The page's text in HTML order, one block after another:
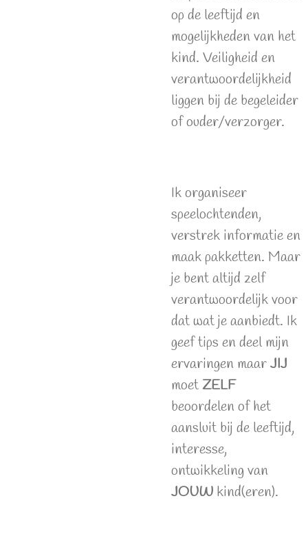
op de leeftijd en
mogelijkheden van het
kind. Veiligheid en
verantwoordelijkheid
liggen bij de begeleider
of ouder/verzorger.
Ik organiseer
speelochtenden,
verstrek informatie en
maak pakketten. Maar
je bent altijd zelf
verantwoordelijk voor
dat wat je aanbiedt. Ik
geef tips en deel mijn
ervaringen maarJIJ
moet ZELF
beoordelen of het
aansluit bij de leeftijd,
interesse,
ontwikkeling van
JOUW kind(eren).